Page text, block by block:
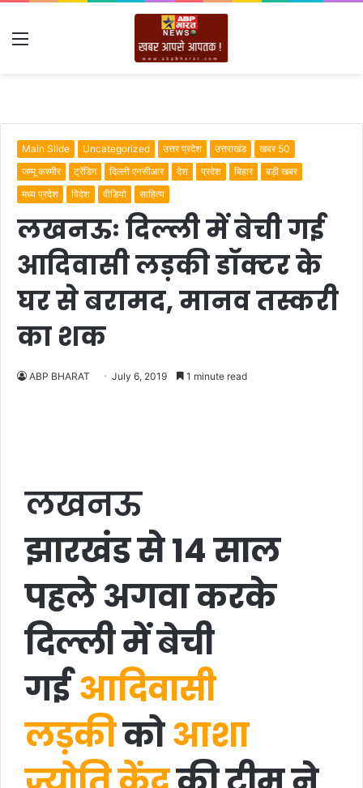
Menu
Main Slide Uncategorized उत्तर प्रदेश उत्तराखंड
खबर 50
जम्मू कश्मीर
ट्रेंडिग दिल्ली एनसीआर देश प्रदेश बिहार
बड़ी खबर
मध्य प्रदेश
विदेश वीडियो साहित्य
लखनऊः दिल्ली में बेची गई
आदिवासी लड़की डॉक्टर के
घर से बरामद, मानव तस्करी
का शक
ABP BHARAT July 6, 2019 1 minute read
लखनऊ
झारखंड से 14 साल
पहले अगवा करके
दिल्ली में बेची
गईआदिवासी
लड़कीकोआशा